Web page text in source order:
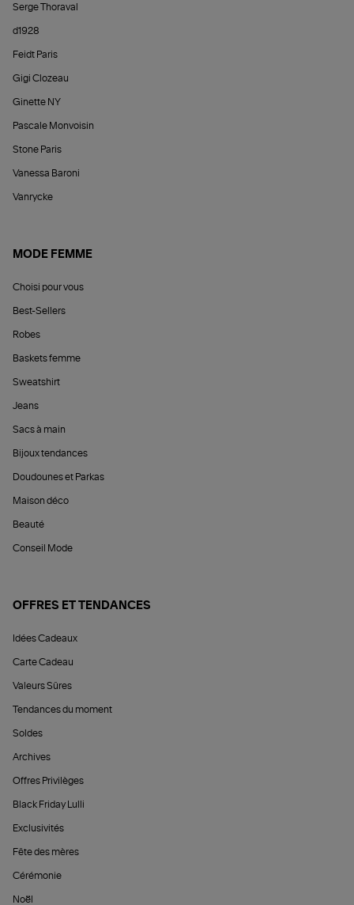
Serge Thoraval
d1928
Feidt Paris
Gigi Clozeau
Ginette NY
Pascale Monvoisin
Stone Paris
Vanessa Baroni
Vanrycke
MODE FEMME
Choisi pour vous
Best-Sellers
Robes
Baskets femme
Sweatshirt
Jeans
Sacs à main
Bijoux tendances
Doudounes et Parkas
Maison déco
Beauté
Conseil Mode
OFFRES ET TENDANCES
Idées Cadeaux
Carte Cadeau
Valeurs Sûres
Tendances du moment
Soldes
Archives
Offres Privilèges
Black Friday Lulli
Exclusivités
Fête des mères
Cérémonie
Noël